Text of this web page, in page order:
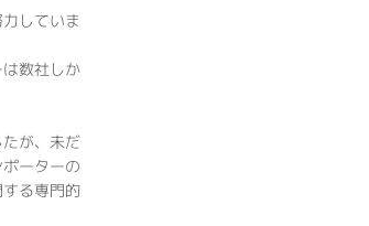
していま
数社しか
が、未だ
ーターの
る専門的